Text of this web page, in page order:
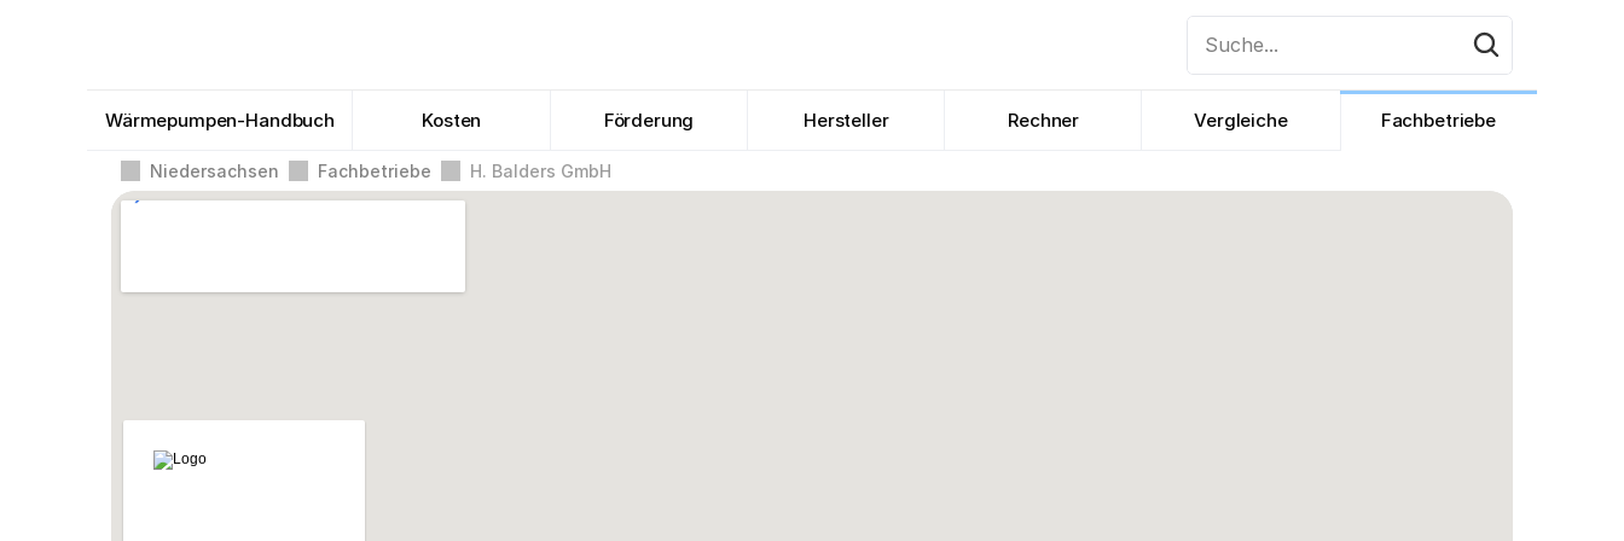
Suche...
Wärmepumpen-Handbuch Kosten Förderung Hersteller Rechner Vergleiche Fachbetriebe
Niedersachsen Fachbetriebe H. Balders GmbH